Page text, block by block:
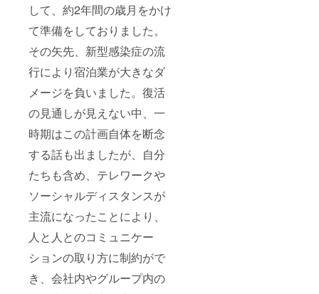
して、約2年間の歳月をかけ
て準備をしておりました。
その矢先、新型感染症の流
行により宿泊業が大きなダ
メージを負いました。復活
の見通しが見えない中、一
時期はこの計画自体を断念
する話も出ましたが、自分
たちも含め、テレワークや
ソーシャルディスタンスが
主流になったことにより、
人と人とのコミュニケー
ションの取り方に制約がで
き、会社内やグループ内の